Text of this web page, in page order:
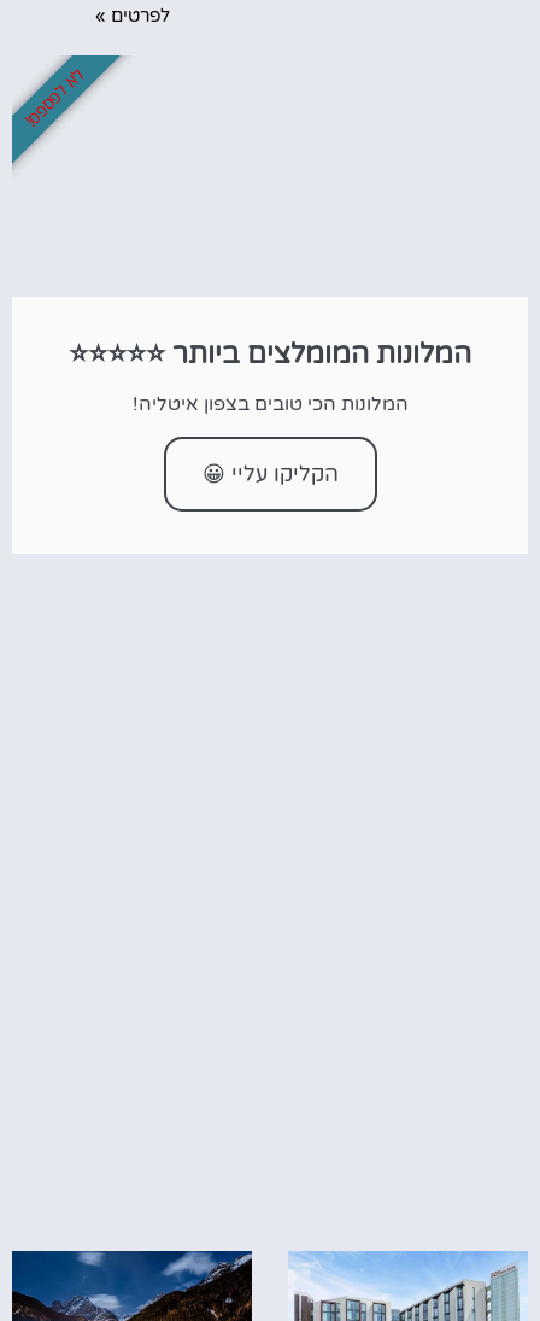
לפרטים »
המלונות המומלצים ביותר ⭐⭐⭐⭐⭐
המלונות הכי טובים בצפון איטליה!
הקליקו עליי 😀
לא לפספס!